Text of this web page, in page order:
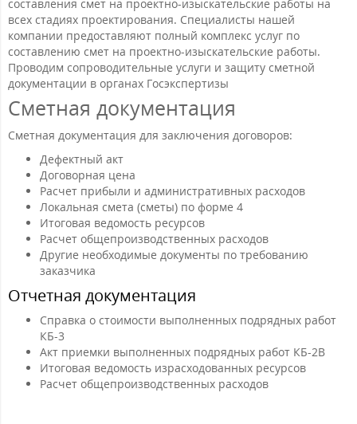
составления смет на проектно-изыскательские работы на
всех стадиях проектирования. Специалисты нашей
компании предоставляют полный комплекс услуг по
составлению смет на проектно-изыскательские работы.
Проводим сопроводительные услуги и защиту сметной
документации в органах Госэкспертизы
Сметная документация
Сметная документация для заключения договоров:
Дефектный акт
Договорная цена
Расчет прибыли и административных расходов
Локальная смета (сметы) по форме 4
Итоговая ведомость ресурсов
Расчет общепроизводственных расходов
Другие необходимые документы по требованию
заказчика
Отчетная документация
Справка о стоимости выполненных подрядных работ
КБ-3
Акт приемки выполненных подрядных работ КБ-2В
Итоговая ведомость израсходованных ресурсов
Расчет общепроизводственных расходов